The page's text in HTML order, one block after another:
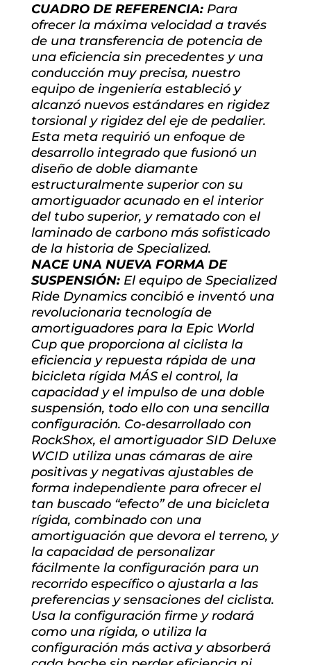
CUADRO DE REFERENCIA:Para
ofrecer la máxima velocidad a través
de una transferencia de potencia de
una eficiencia sin precedentes y una
conducción muy precisa, nuestro
equipo de ingeniería estableció y
alcanzó nuevos estándares en rigidez
torsional y rigidez del eje de pedalier.
Esta meta requirió un enfoque de
desarrollo integrado que fusionó un
diseño de doble diamante
estructuralmente superior con su
amortiguador acunado en el interior
del tubo superior, y rematado con el
laminado de carbono más sofisticado
de la historia de Specialized.
NACE UNA NUEVA FORMA DE
SUSPENSIÓN:El equipo de Specialized
Ride Dynamics concibió e inventó una
revolucionaria tecnología de
amortiguadores para la Epic World
Cup que proporciona al ciclista la
eficiencia y repuesta rápida de una
bicicleta rígida MÁS el control, la
capacidad y el impulso de una doble
suspensión, todo ello con una sencilla
configuración. Co-desarrollado con
RockShox, el amortiguador SID Deluxe
WCID utiliza unas cámaras de aire
positivas y negativas ajustables de
forma independiente para ofrecer el
tan buscado “efecto” de una bicicleta
rígida, combinado con una
amortiguación que devora el terreno, y
la capacidad de personalizar
fácilmente la configuración para un
recorrido específico o ajustarla a las
preferencias y sensaciones del ciclista.
Usa la configuración firme y rodará
como una rígida, o utiliza la
configuración más activa y absorberá